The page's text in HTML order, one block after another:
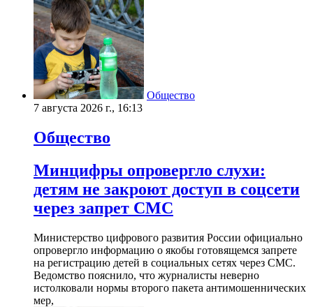
Общество
7 августа 2026 г., 16:13
Общество
Минцифры опровергло слухи:
детям не закроют доступ в соцсети
через запрет СМС
Министерство цифрового развития России официально
опровергло информацию о якобы готовящемся запрете
на регистрацию детей в социальных сетях через СМС.
Ведомство пояснило, что журналисты неверно
истолковали нормы второго пакета антимошеннических
мер,